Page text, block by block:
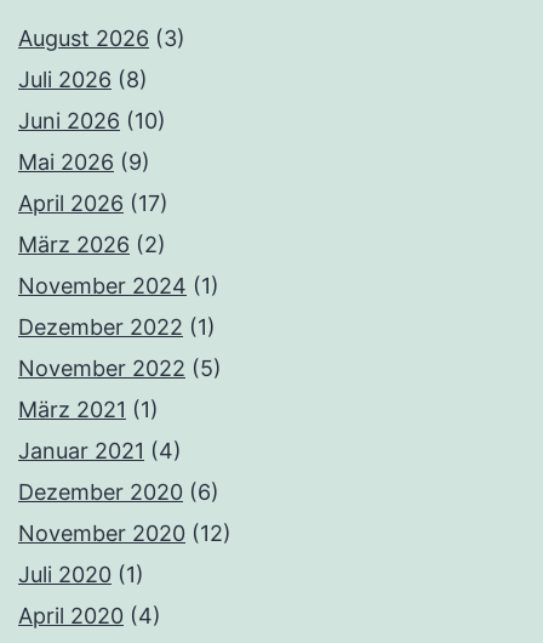
August 2026 (3)
Juli 2026 (8)
Juni 2026 (10)
Mai 2026 (9)
April 2026 (17)
März 2026 (2)
November 2024 (1)
Dezember 2022 (1)
November 2022 (5)
März 2021 (1)
Januar 2021 (4)
Dezember 2020 (6)
November 2020 (12)
Juli 2020 (1)
April 2020 (4)